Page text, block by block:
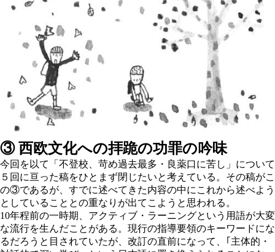
③ 西欧文化への拝跪の功罪の吟味
今回を以て「不登校、苛め過去最多・良薬口に苦し」について
５回に亘った稿をひとまず閉じたいと考えている。その稿がこ
の③であるが、すでに述べてきた内容の中にこれから述べよう
としていることとの重なりが出てこようと思われる。
10年程前の一時期、アクティブ・ラーニングという用語が大変
な流行を生んだことがある。現行の指導要領のキーワードにな
るだろうと目されていたが、改訂の直前になって、｢主体的・